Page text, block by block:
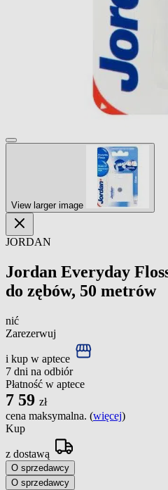
View larger image
JORDAN
Jordan Everyday
do zębów, 50 metrów
nić
Zarezerwuj
i kup w aptece
7 dni na odbiór
Płatność w aptece
7 59 zł
cena maksymalna. (więcej)
Kup
z dostawą
O sprzedawcy
O sprzedawcy